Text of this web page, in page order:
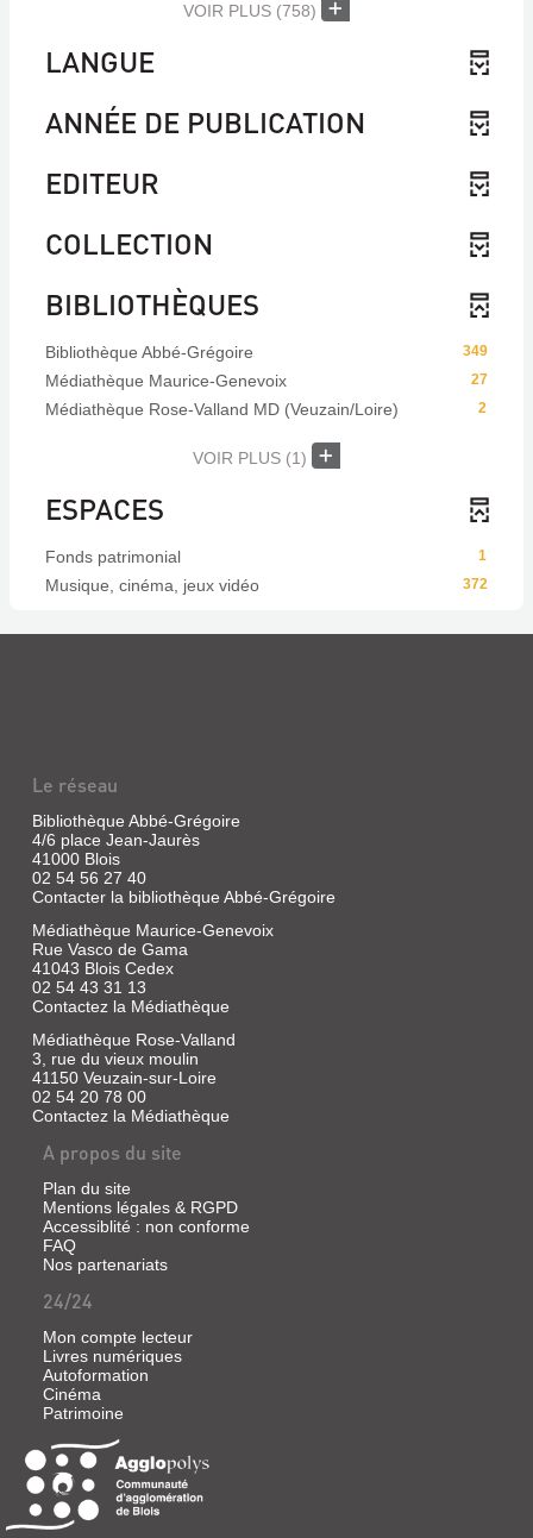
VOIR PLUS (758)
LANGUE
ANNÉE DE PUBLICATION
EDITEUR
COLLECTION
BIBLIOTHÈQUES
349
Bibliothèque Abbé-Grégoire
27
Médiathèque Maurice-Genevoix
2
Médiathèque Rose-Valland MD (Veuzain/Loire)
VOIR PLUS (1)
ESPACES
1
Fonds patrimonial
372
Musique, cinéma, jeux vidéo
Le réseau
Bibliothèque Abbé-Grégoire
4/6 place Jean-Jaurès
41000 Blois
02 54 56 27 40
Contacter la bibliothèque Abbé-Grégoire
Médiathèque Maurice-Genevoix
Rue Vasco de Gama
41043 Blois Cedex
02 54 43 31 13
Contactez la Médiathèque
Médiathèque Rose-Valland
3, rue du vieux moulin
41150 Veuzain-sur-Loire
02 54 20 78 00
Contactez la Médiathèque
A propos du site
Plan du site
Mentions légales & RGPD
Accessiblité : non conforme
FAQ
Nos partenariats
24/24
Mon compte lecteur
Livres numériques
Autoformation
Cinéma
Patrimoine